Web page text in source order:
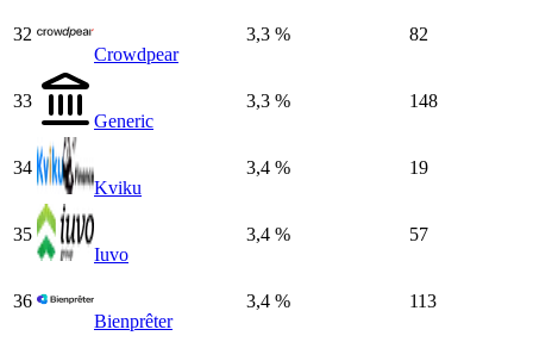
32
Crowdpear
3,3 % 82
33
Generic
3,3 % 148
34
Kviku
3,4 % 19
35
Iuvo
3,4 % 57
36
Bienprêter
3,4 % 113